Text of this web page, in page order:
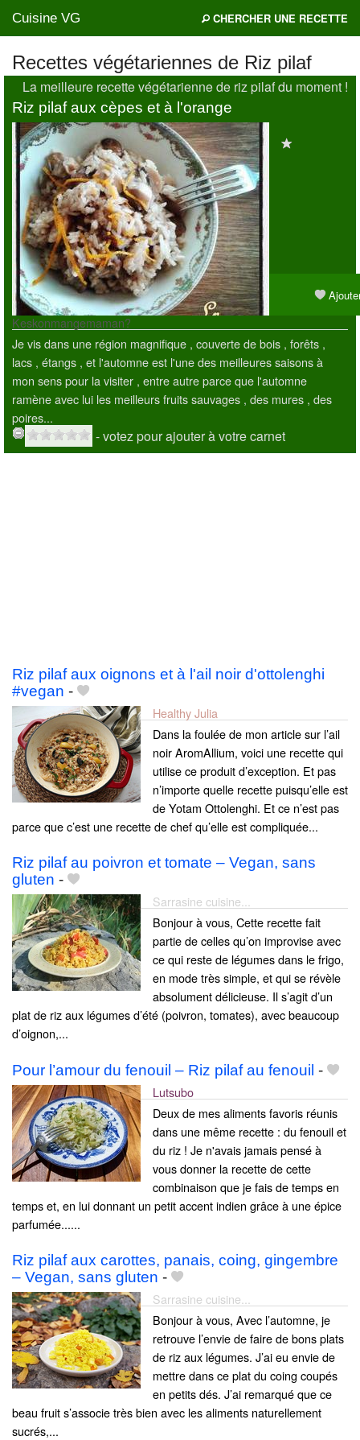
Cuisine VG CHERCHER UNE RECETTE
Mes blogs préférés
Recettes végétariennes de Riz pilaf
La meilleure recette végétarienne de riz pilaf du moment !
Riz pilaf aux cèpes et à l'orange
Keskonmangemaman?
Je vis dans une région magnifique , couverte de bois , forêts ,
lacs , étangs , et l'automne est l'une des meilleures saisons à
mon sens pour la visiter , entre autre parce que l'automne
ramène avec lui les meilleurs fruits sauvages , des mures , des
poires...
- votez pour ajouter à votre carnet
Riz pilaf aux oignons et à l'ail noir d'ottolenghi
#vegan -
Healthy Julia
Dans la foulée de mon article sur l’ail
noir AromAllium, voici une recette qui
utilise ce produit d’exception. Et pas
n’importe quelle recette puisqu’elle est
de Yotam Ottolenghi. Et ce n’est pas
parce que c’est une recette de chef qu’elle est compliquée...
Riz pilaf au poivron et tomate – Vegan, sans
gluten -
Sarrasine cuisine...
Bonjour à vous, Cette recette fait
partie de celles qu’on improvise avec
ce qui reste de légumes dans le frigo,
en mode très simple, et qui se révèle
absolument délicieuse. Il s’agit d’un
plat de riz aux légumes d’été (poivron, tomates), avec beaucoup
d’oignon,...
Pour l’amour du fenouil – Riz pilaf au fenouil -
Lutsubo
Deux de mes aliments favoris réunis
dans une même recette : du fenouil et
du riz ! Je n'avais jamais pensé à
vous donner la recette de cette
combinaison que je fais de temps en
temps et, en lui donnant un petit accent indien grâce à une épice
parfumée......
Riz pilaf aux carottes, panais, coing, gingembre
– Vegan, sans gluten -
Sarrasine cuisine...
Bonjour à vous, Avec l’automne, je
retrouve l’envie de faire de bons plats
de riz aux légumes. J’ai eu envie de
mettre dans ce plat du coing coupés
en petits dés. J’ai remarqué que ce
beau fruit s’associe très bien avec les aliments naturellement
sucrés,...